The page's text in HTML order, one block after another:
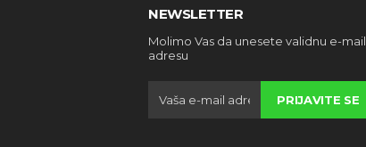
NEWSLETTER
Molimo Vas da unesete validnu e-mail
adresu
PRIJAVITE SE